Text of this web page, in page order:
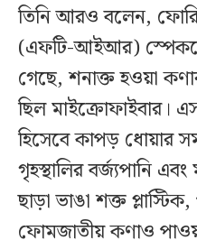
তিনি আরও বলেন,
(এফটি-আইআর)
গেছে, শনাক্ত হওয়া
ছিল মাইক্রোফাইবার।
হিসেবে কাপড় ধোয়ার
গৃহস্থালির বর্জ্যপানি
ছাড়া ভাঙা শক্ত
ফোমজাতীয় কণাও